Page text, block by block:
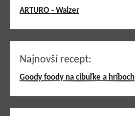
ARTURO - Walzer
Najnovší recept:
Goody foody na cibuľke a hríboch